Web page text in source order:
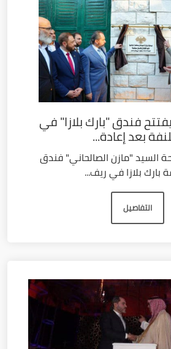
فندق "بارك بلازا" في
بعد إعادة...
السيد "مازن الصالحاني" فندق
بارك بلازا في ريف...
التفاصيل